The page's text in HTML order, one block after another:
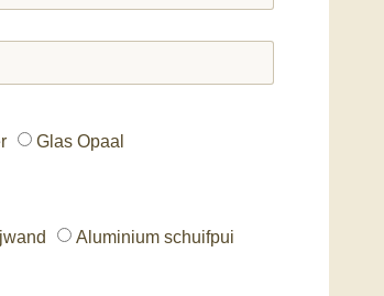
Glas Opaal
Aluminium schuifpui